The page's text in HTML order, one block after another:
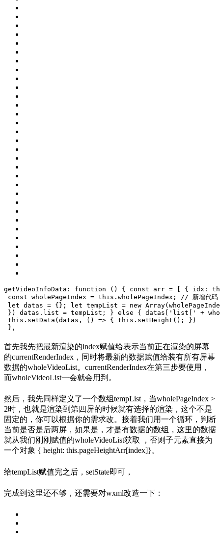
getVideoInfoData: function () { const arr = [ { idx:
const wholePageIndex = this .wholePageIndex;
// 新增代码
let datas = {};
let tempList = new
})
datas.list = tempList; } else { datas[ 'list['
+
this .setData(datas, () => { this .setHeight();
})
},
首先我先把最新渲染的index赋值给表示当前正在渲染的屏幕
的currentRenderIndex，同时将最新的数据赋值给装有所有屏幕
数据的wholeVideoList。currentRenderIndex在第三步要使用，
而wholeVideoList一会就会用到。
然后，我先同样定义了一个数组tempList，当wholePageIndex >
2时，也就是渲染到第四屏的时候就有选择的渲染，这个不是
固定的，你可以根据你的需求改。接着我们用一个循环，判断
当前是否是后两屏，如果是，才是有数据的数组，这里的数据
就从我们刚刚赋值的wholeVideoList获取 ，否则子元素直接为
一个对象 { height: this.pageHeightArr[index]}。
给tempList赋值完之后，setState即可，
完成到这里还不够，还需要对wxml改造一下：